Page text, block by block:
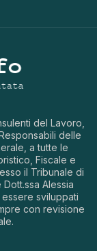
del Lavoro,
delle
a tutte le
Fiscale e
il Tribunale di
Alessia
sviluppati
con revisione